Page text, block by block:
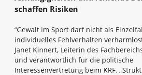
schaffen Risiken
“Gewalt im Sport darf nicht als
individuelles Fehlverhalten
Janet Kinnert, Leiterin des
und verantwortlich für die politische
Interessenvertretung beim KRF.